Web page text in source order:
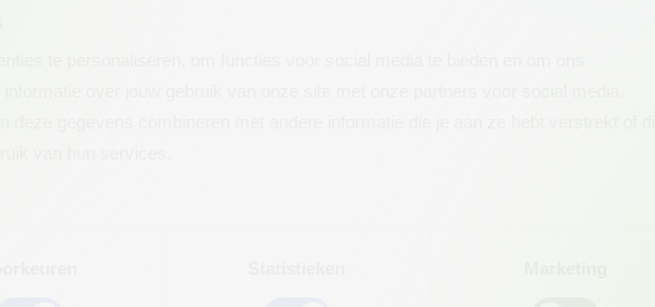
te personaliseren, om functies voor social media te bieden en om ons
gegevens combineren met andere informatie die je aan ze hebt verstrekt of die
van hun services.